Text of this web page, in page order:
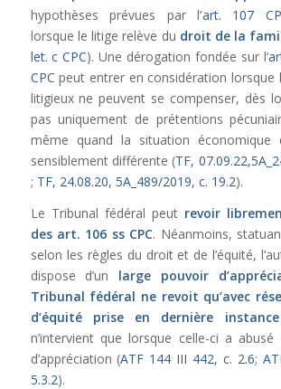
hypothèses prévues par l’art. 107
lorsque le litige relève du droit de la
let. c CPC). Une dérogation fondée sur l’
CPC peut entrer en considération lorsque
litigieux ne peuvent se compenser, dès
pas uniquement de prétentions
même quand la situation économique
sensiblement différente (TF,
; TF, 24.08.20, 5A_489/2019, c. 19.2).
Le Tribunal fédéral peut revoir
des art. 106 ss CPC. Néanmoins,
selon les règles du droit et de l’équité,
dispose d’un large pouvoir
Tribunal fédéral ne revoit qu’avec
d’équité prise en dernière
n’intervient que lorsque celle-ci a
d’appréciation (ATF 144 III 442, c. 2.6;
5.3.2).